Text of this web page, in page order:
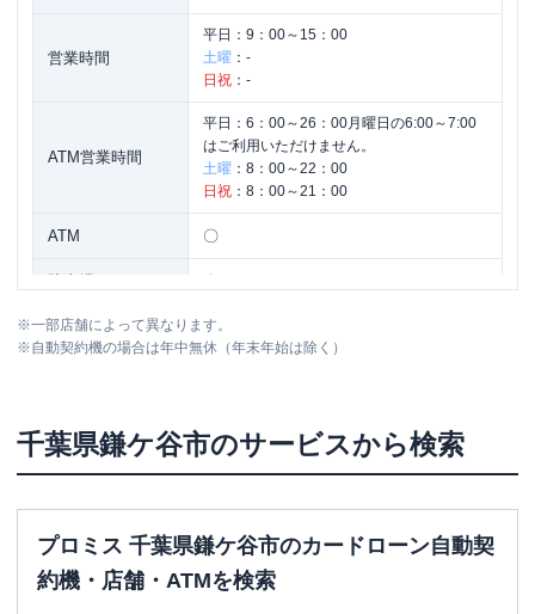
営業時間
平日： 9：00～15：00
土曜 ： -
日祝 ： -
ATM営業時間
平日： 6：00～26：00月曜日の6:00～7:00
はご利用いただけません。
土曜 ： 8：00～22：00
日祝 ： 8：00～21：00
ATM 〇
住所 千葉県鎌ケ谷市道野辺中央2-8-1
※一部店舗によって異なります。
※自動契約機の場合は年中無休（年末年始は除く）
千葉県鎌ケ谷市のサービスから検索
プロミス 千葉県鎌ケ谷市のカードローン自動契
約機・店舗・ATMを検索